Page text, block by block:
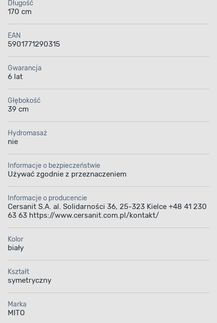
Ergonomiczne
podłokietniki
Długość
170 cm
EAN
5901771290315
Gwarancja
6 lat
Głębokość
39 cm
Hydromasaż
nie
Informacje o bezpieczeństwie
Używać zgodnie z przeznaczeniem
Informacje o producencie
Cersanit S.A. al. Solidarności 36, 25-323 Kielce +48 41 230
63 63 https://www.cersanit.com.pl/kontakt/
Kolor
biały
Kształt
symetryczny
Marka
MITO